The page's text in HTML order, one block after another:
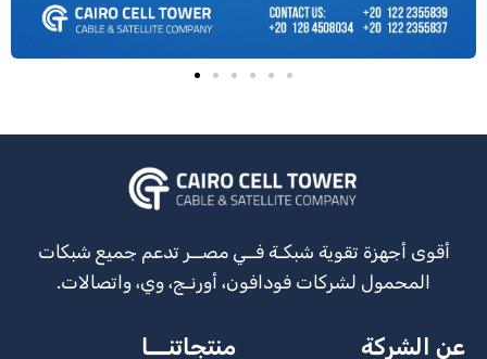
أقوى أجهزة تقوية شبكـة فــي مصــر تدعم جميع شبكات
المحمول لشركات فودافون، أورنـج، وي، واتصالات.
عن الشركة منتجاتنـــا